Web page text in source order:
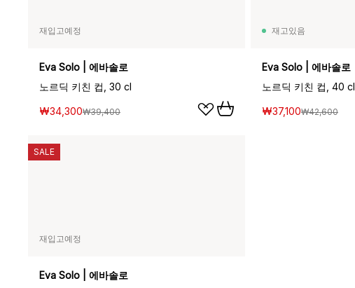
재입고예정
Eva Solo | 에바솔로
노르딕 키친 컵, 30 cl
₩34,300₩39,400
재고있음
Eva Solo | 에바솔로
노르딕 키친 컵, 40 cl
₩37,100₩42,600
재입고예정
Eva Solo | 에바솔로
SALE